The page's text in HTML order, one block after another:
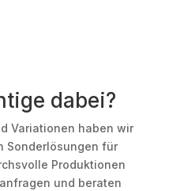
dabei?
Variationen haben wir
Sonderlösungen für
Produktionen
und beraten